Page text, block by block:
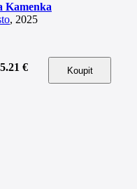
Kamenka
, 2025
€